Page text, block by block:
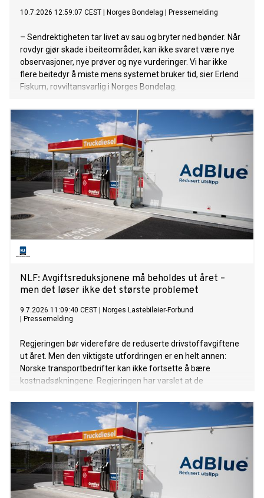
10.7.2026 12:59:07 CEST Norges Bondelag Pressemelding
– Sendrektigheten tar livet av sau og bryter ned bønder. Når
rovdyr gjør skade i beiteområder, kan ikke svaret være nye
observasjoner, nye prøver og nye vurderinger. Vi har ikke
flere beitedyr å miste mens systemet bruker tid, sier Erlend
Fiskum, rovviltansvarlig i Norges Bondelag.
NLF: Avgiftsreduksjonene må beholdes ut året –
men det løser ikke det største problemet
9.7.2026 11:09:40 CEST
Norges Lastebileier-Forbund
Pressemelding
Regjeringen bør videreføre de reduserte drivstoffavgiftene
ut året. Men den viktigste utfordringen er en helt annen:
Norske transportbedrifter kan ikke fortsette å bære
kostnadsøkningene. Regjeringen har varslet at de
1. september. NLF mener det er feil tidspunkt. I Sverige har
de avgiftsreduksjoner fram til desember. Det gjør
konkurransesituasjonen dobbelt ille dersom avgiftene økes
1. september i Norge. Avgiftslettelsen har gitt
transportbedriftene et nødvendig pusterom i en periode
med høye kostnader og stor usikkerhet. Å øke avgiftene i ett
hopp samtidig som nabolandet senker dem, vil svekke
økonomien i en næring som allerede opererer med svært